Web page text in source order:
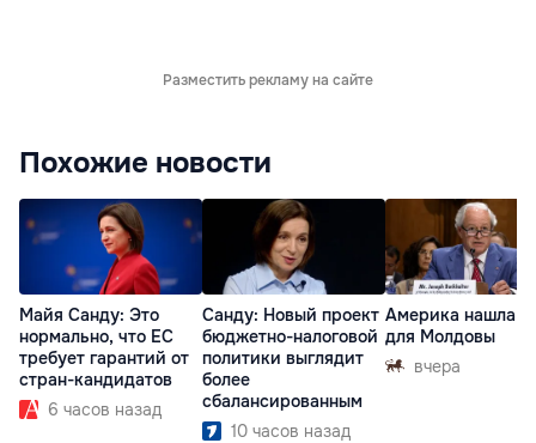
Разместить рекламу на сайте
Похожие новости
Майя Санду: Это
нормально, что ЕС
требует гарантий от
стран-кандидатов
6 часов назад
Санду: Новый проект
бюджетно-налоговой
политики выглядит
более
сбалансированным
10 часов назад
Америка нашла
для Молдовы
вчера